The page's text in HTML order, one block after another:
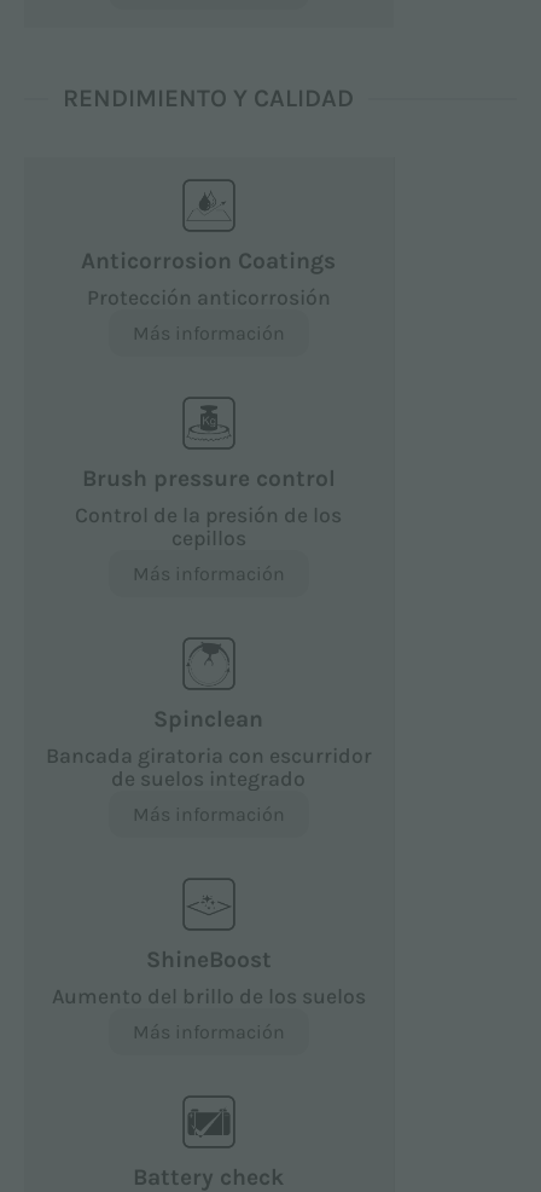
RENDIMIENTO Y CALIDAD
Anticorrosion Coatings
Protección anticorrosión
Más información
Brush pressure control
Control de la presión de los
cepillos
Más información
Spinclean
Bancada giratoria con escurridor
de suelos integrado
Más información
ShineBoost
Aumento del brillo de los suelos
Más información
Battery check